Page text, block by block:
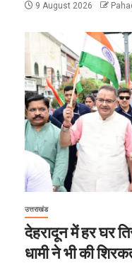
9 August 2026
उत्तराखंड
देहरादून में हर घर
धामी ने भी की